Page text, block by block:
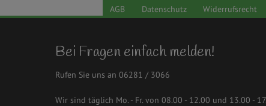
AGB Datenschutz Widerrufsrecht
Bei Fragen einfach melden!
Rufen Sie uns an 06281 / 3066
Wir sind täglich Mo. - Fr. von 08.00 - 12.00 und 13.00 -